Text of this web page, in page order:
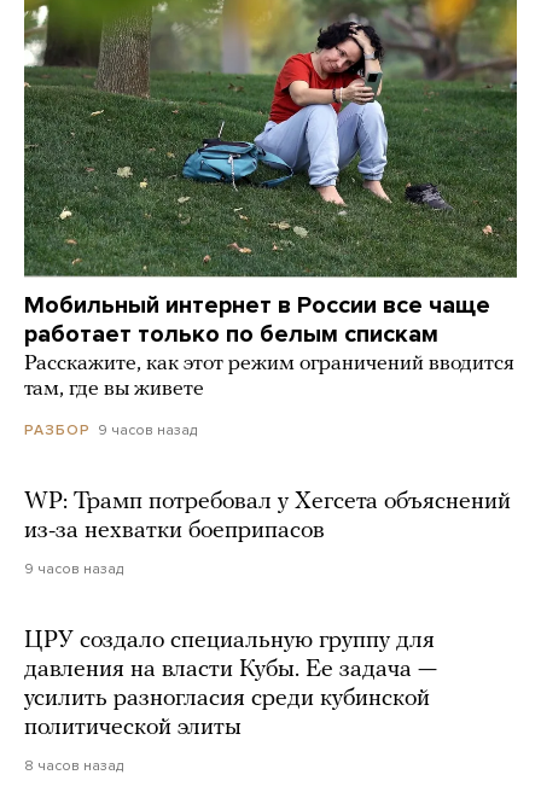
Мобильный интернет в России все чаще
работает только по белым спискам
Расскажите, как этот режим ограничений вводится
там, где вы живете
РАЗБОР 9 часов назад
WP: Трамп потребовал у Хегсета объяснений
из-за нехватки боеприпасов
9 часов назад
ЦРУ создало специальную группу для
давления на власти Кубы. Ее задача —
усилить разногласия среди кубинской
политической элиты
8 часов назад